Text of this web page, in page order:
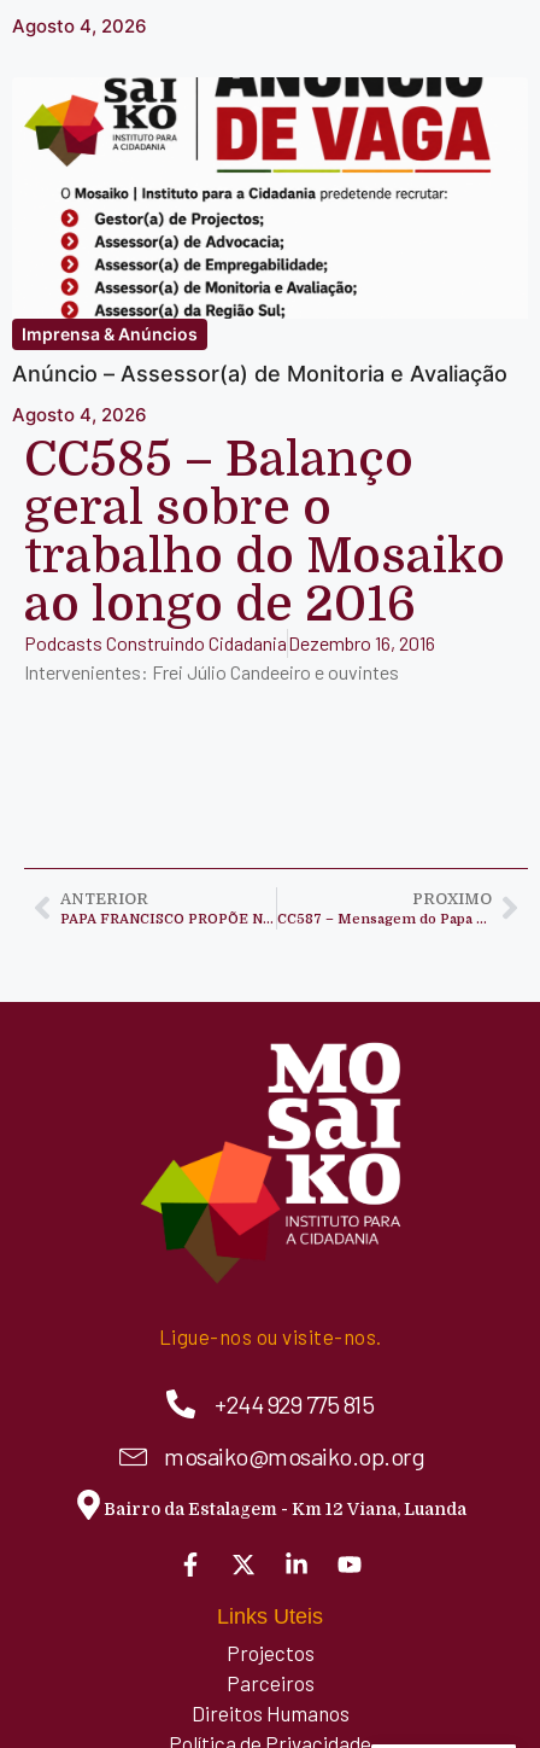
Agosto 4, 2026
Imprensa & Anúncios
Anúncio – Assessor(a) de Monitoria e Avaliação
Agosto 4, 2026
CC585 – Balanço
geral sobre o
trabalho do Mosaiko
ao longo de 2016
Podcasts Construindo CidadaniaDezembro 16, 2016
Intervenientes: Frei Júlio Candeeiro e ouvintes
ANTERIOR
PAPA FRANCISCO PROPÕE NATAL LIVRE DO EGOÍSMO E DA CORRUPÇÃO
PROXIMO
CC587 – Mensagem do Papa para o dia mundial da paz
Ligue-nos ou visite-nos.
+244 929 775 815
mosaiko@mosaiko.op.org
Bairro da Estalagem - Km 12 Viana, Luanda
Links Uteis
Projectos
Parceiros
Direitos Humanos